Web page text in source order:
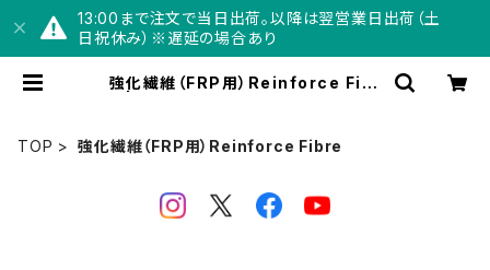
13:00まで注文で当日出荷。以降は翌営業日出荷（土
日祝休み）※遅延の場合あり
強化繊維（FRP用）Reinforce Fibr
TOP
強化繊維（FRP用）Reinforce Fibre